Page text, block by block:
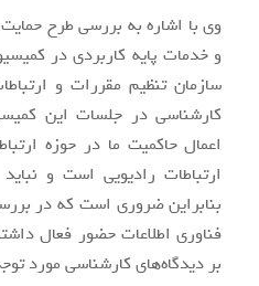
وی با اشاره به بررسی طرح
و خدمات پایه کاربردی در
سازمان تنظیم مقررات و
کارشناسی در جلسات این
اعمال حاکمیت ما در حوزه
ارتباطات رادیویی است و
بنابراین ضروری است که در
فناوری اطلاعات حضور فعال
بر دیدگاه‌های کارشناسی مورد